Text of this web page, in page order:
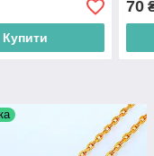
Купити
70